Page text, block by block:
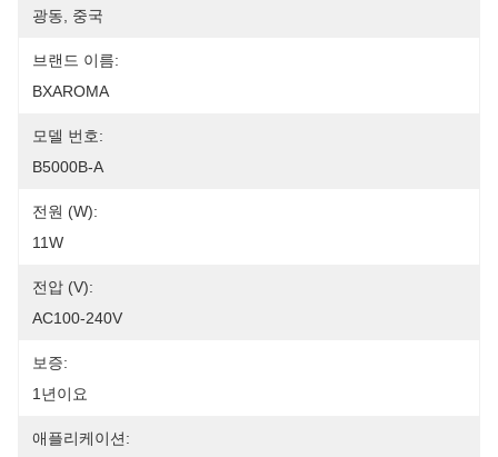
광동, 중국
브랜드 이름:
BXAROMA
모델 번호:
B5000B-A
전원 (W):
11W
전압 (V):
AC100-240V
보증:
1년이요
애플리케이션: